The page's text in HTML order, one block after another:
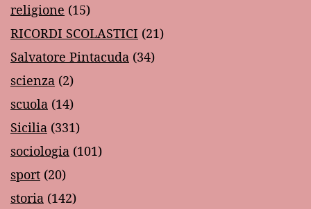
religione (15)
RICORDI SCOLASTICI (21)
Salvatore Pintacuda (34)
scienza (2)
scuola (14)
Sicilia (331)
sociologia (101)
sport (20)
storia (142)